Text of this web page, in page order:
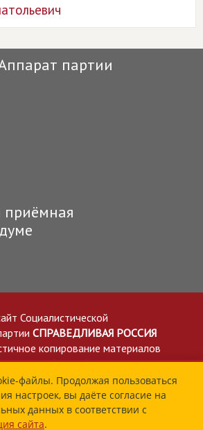
партии
приёмная
Социалистической
СПРАВЕДЛИВАЯ РОССИЯ
копирование материалов
со ссылкой на сайт spravedlivo.ru
обработки персональных
spravedlivo.ru доступны по
Commons Attribution 4.0 International
файлы. Продолжая пользоваться
настроек, вы даёте согласие на
данных в соответствии с
сайта.